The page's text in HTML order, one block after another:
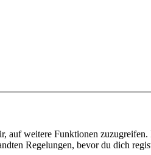
auf weitere Funktionen
Regelungen, bevor du dich